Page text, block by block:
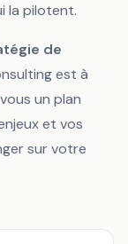
la pilotent.
de
est à
un plan
et vos
sur votre